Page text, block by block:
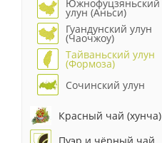
Южнофуцзяньский
улун (Аньси)
Гуандунский улун
(Чаочжоу)
Тайваньский улун
(Формоза)
Сочинский улун
Красный чай (хунча)
Пуэр и чёрный чай